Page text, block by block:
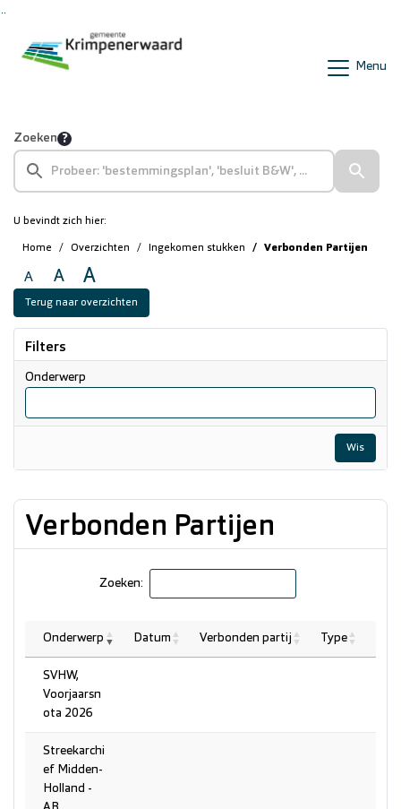
Menu
Zoeken
U bevindt zich hier:
Home Overzichten Ingekomen stukken Verbonden Partijen
A A A
Terug naar overzichten
Filters
Onderwerp
Wis
Verbonden Partijen
Zoeken:
Onderwerp Datum Verbonden partij Type
SVHW,
Voorjaarsn
ota 2026
Streekarchi
ef Midden-
Holland -